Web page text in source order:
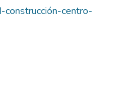
construcción-centro-